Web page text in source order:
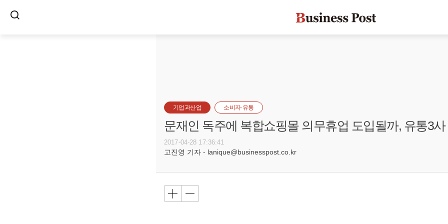
기업과산업 소비자·유통
문재인 독주에 복합쇼핑몰 의무휴업 도입될까, 유통3
2017-04-28 17:36:41
고진영 기자 - lanique@businesspost.co.kr